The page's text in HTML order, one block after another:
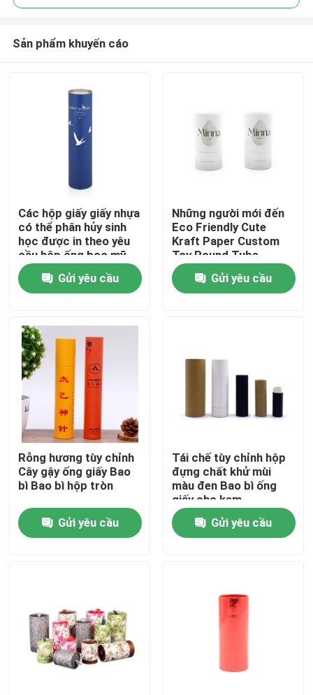
Trang chủ
Các sản phẩm
video
Về chúng tôi
Tham quan nhà máy
Kiểm soát chất lượng
Hộp quà giấy bìa cứng
Sản phẩm khuyến cáo
Các hộp giấy giấy nhựa
có thể phân hủy sinh
học được in theo yêu
cầu hộp ống bọc mỹ
phẩm hộp ống với nắp
trí tuệ Gửi yêu cầu
Những người mới đến
Eco Friendly Cute
Kraft Paper Custom
Toy Round Tube
Storage Gift Box
Gửi yêu cầu
Rỗng hương tùy chỉnh
Cây gậy ống giấy Bao
bì Bao bì hộp tròn
Gửi yêu cầu
Tái chế tùy chỉnh hộp
đựng chất khử mùi
màu đen Bao bì ống
giấy cho kem
Gửi yêu cầu